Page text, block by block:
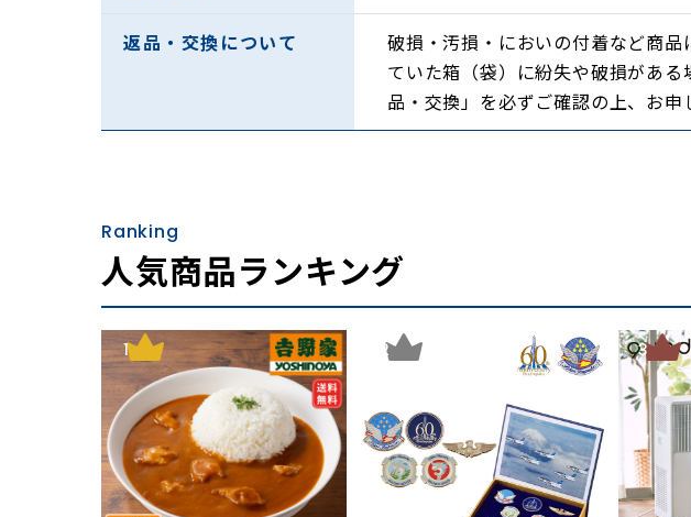
返品・交換について
破損・汚損・においの付着など商
ていた箱（袋）に紛失や破損があ
品・交換」を必ずご確認の上、お申
Ranking
人気商品ランキング
1 2 3